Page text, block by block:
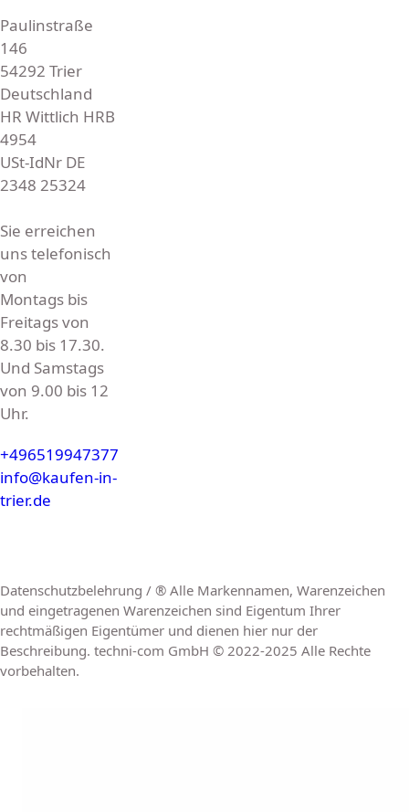
Paulinstraße
146
54292 Trier
Deutschland
HR Wittlich HRB
4954
USt-IdNr DE
2348 25324
Sie erreichen
uns telefonisch
von
Montags bis
Freitags von
8.30 bis 17.30.
Und Samstags
von 9.00 bis 12
Uhr.
+496519947377
info@kaufen-in-
trier.de
Datenschutzbelehrung / ® Alle Markennamen, Warenzeichen
und eingetragenen Warenzeichen sind Eigentum Ihrer
rechtmäßigen Eigentümer und dienen hier nur der
Beschreibung. techni-com GmbH © 2022-2025 Alle Rechte
vorbehalten.